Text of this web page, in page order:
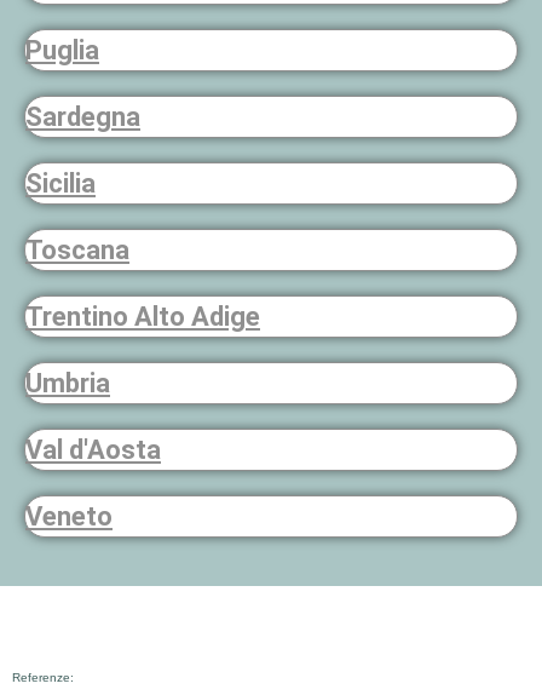
Puglia
Sardegna
Sicilia
Toscana
Trentino Alto Adige
Umbria
Val d'Aosta
Veneto
Referenze: